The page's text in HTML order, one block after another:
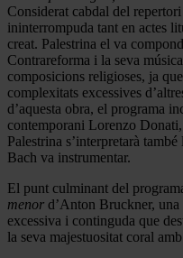
Considerat cabdal del
ininterrompuda tant en actes
creat. Palestrina el va
Contrareforma i la seva
composicions religioses, ja
complexitats excessives
d’aquesta obra, el programa
contemporani Lorenzo
Palestrina s’interpretarà també
Bach va instrumentar.
El punt culminant del
menor d’Anton Bruckner,
excessiva i continguda que
la seva majestuositat coral